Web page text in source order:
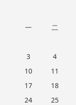
一 二
3
4
10
11
17
18
24
25